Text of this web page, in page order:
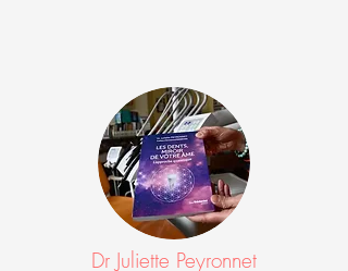
Dr Juliette Peyronnet